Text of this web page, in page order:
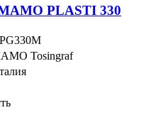
PLASTI 330
Tosingraf